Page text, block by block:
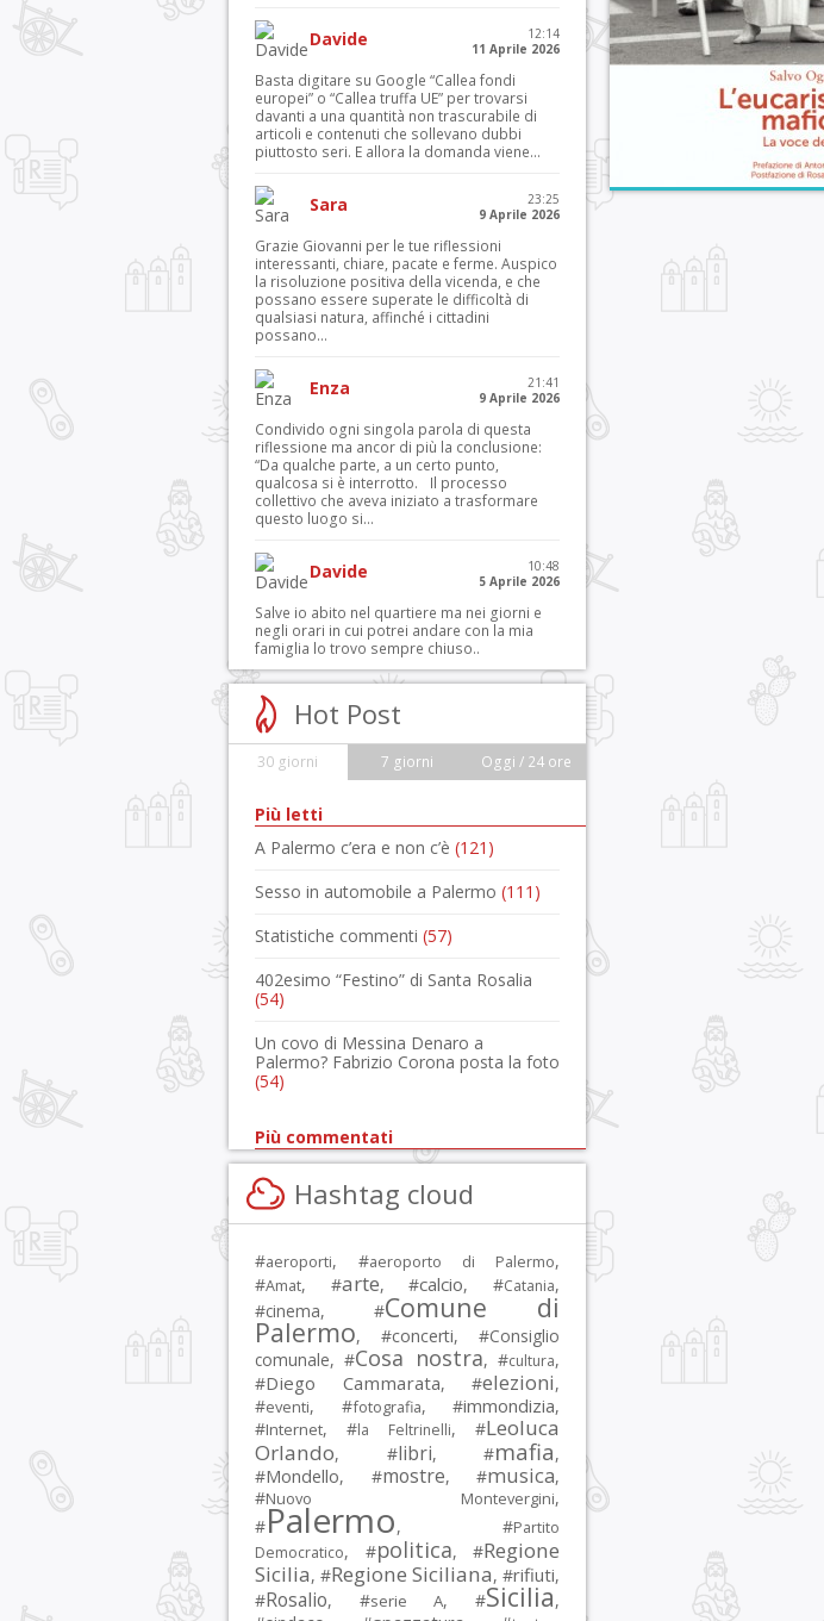
Davide
12:14
11 Aprile 2026
Basta digitare su Google “Callea fondi
europei” o “Callea truffa UE” per trovarsi
davanti a una quantità non trascurabile di
articoli e contenuti che sollevano dubbi
piuttosto seri. E allora la domanda viene...
Sara
23:25
9 Aprile 2026
Grazie Giovanni per le tue riflessioni
interessanti, chiare, pacate e ferme. Auspico
la risoluzione positiva della vicenda, e che
possano essere superate le difficoltà di
qualsiasi natura, affinché i cittadini
possano...
Enza
21:41
9 Aprile 2026
Condivido ogni singola parola di questa
riflessione ma ancor di più la conclusione:
“Da qualche parte, a un certo punto,
qualcosa si è interrotto. Il processo
collettivo che aveva iniziato a trasformare
questo luogo si...
Davide
10:48
5 Aprile 2026
Salve io abito nel quartiere ma nei giorni e
negli orari in cui potrei andare con la mia
famiglia lo trovo sempre chiuso..
Hot Post
30 giorni 7 giorni Oggi / 24 ore
Più letti
A Palermo c’era e non c’è (121)
Sesso in automobile a Palermo (111)
Statistiche commenti (57)
402esimo “Festino” di Santa Rosalia
(54)
Un covo di Messina Denaro a
Palermo? Fabrizio Corona posta la foto
(54)
Più commentati
Hashtag cloud
#aeroporti, #aeroporto di Palermo,
#Amat, #arte, #calcio, #Catania,
#cinema, #Comune di
Palermo, #concerti, #Consiglio
comunale, #Cosa nostra, #cultura,
#Diego Cammarata, #elezioni,
#eventi, #fotografia, #immondizia,
#Internet, #la Feltrinelli, #Leoluca
Orlando, #libri, #mafia,
#Mondello, #mostre, #musica,
#Nuovo Montevergini,
#Palermo, #Partito
Democratico, #politica, #Regione
Sicilia, #Regione Siciliana, #rifiuti,
#Rosalio, #serie A, #Sicilia,